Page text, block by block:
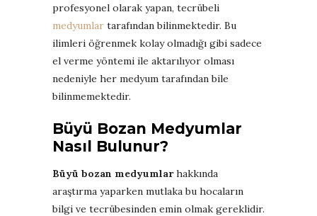
profesyonel olarak yapan, tecrübeli
medyumlar tarafından bilinmektedir. Bu
ilimleri öğrenmek kolay olmadığı gibi sadece
el verme yöntemi ile aktarılıyor olması
nedeniyle her medyum tarafından bile
bilinmemektedir.
Büyü Bozan Medyumlar
Nasıl Bulunur?
Büyü bozan medyumlarhakkında
araştırma yaparken mutlaka bu hocaların
bilgi ve tecrübesinden emin olmak gereklidir.